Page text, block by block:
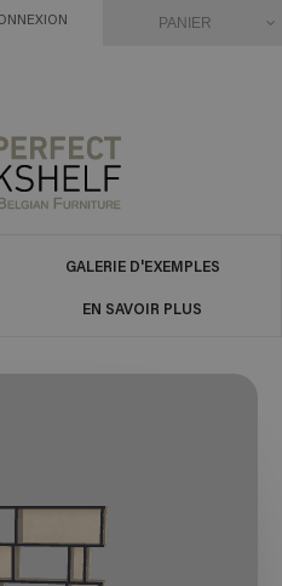
PANIER
GALERIE D'EXEMPLES
EN SAVOIR PLUS